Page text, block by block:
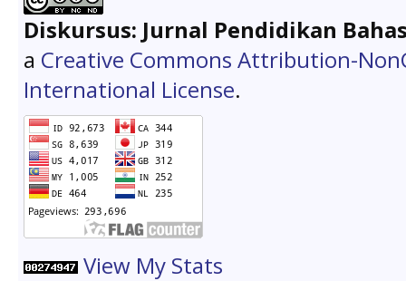
Diskursus: Jurnal Pendidikan
a Creative Commons Attribution-
International License.
View My Stats